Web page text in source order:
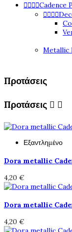
Cadence

Metallic
Προτάσεις
Προτάσεις  
Εξαντλημένο
Dora metallic
4,20 €
Dora metallic
4,20 €